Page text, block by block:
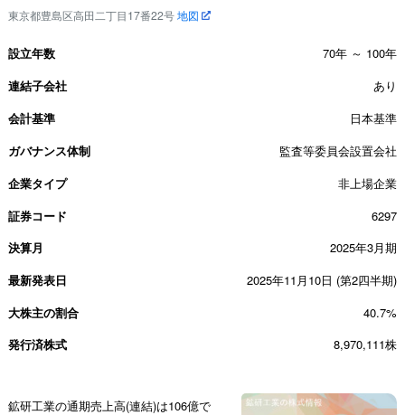
東京都豊島区高田二丁目17番22号地図
設立年数
70年 ～ 100年
連結子会社
あり
会計基準
日本基準
ガバナンス体制
監査等委員会設置会社
企業タイプ
非上場企業
証券コード
6297
決算月
2025年3月期
最新発表日
2025年11月10日 (第2四半期)
大株主の割合
40.7%
発行済株式
8,970,111株
鉱研工業の通期売上高(連結)は106億で